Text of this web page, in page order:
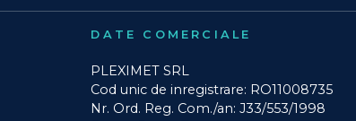
DATE COMERCIALE
PLEXIMET SRL
Cod unic de inregistrare: RO11008735
Nr. Ord. Reg. Com./an: J33/553/1998